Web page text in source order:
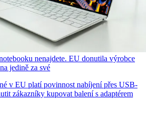
nenajdete. EU donutila výrobce
jedině za své
v EU platí povinnost nabíjení přes USB-
zákazníky kupovat balení s adaptérem